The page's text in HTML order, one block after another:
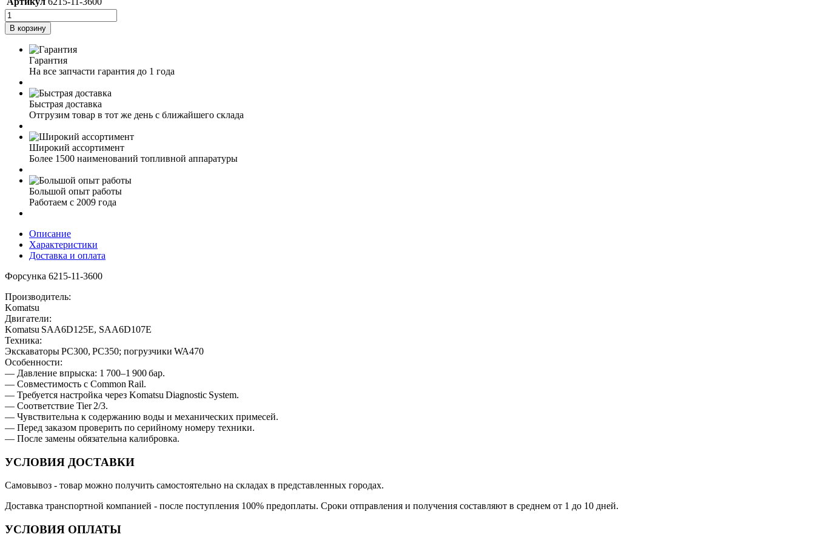
В корзину
Гарантия
На все запчасти гарантия до 1 года
Быстрая доставка
Отгрузим товар в тот же день с ближайшего склада
Широкий ассортимент
Более 1500 наименований топливной аппаратуры
Большой опыт работы
Работаем с 2009 года
Описание
Характеристики
Доставка и оплата
Форсунка 6215-11-3600
Производитель:
Komatsu
Двигатели:
Komatsu SAA6D125E, SAA6D107E
Техника:
Экскаваторы PC300, PC350; погрузчики WA470
Особенности:
— Давление впрыска: 1 700–1 900 бар.
— Совместимость с Common Rail.
— Требуется настройка через Komatsu Diagnostic System.
— Соответствие Tier 2/3.
— Чувствительна к содержанию воды и механических примесей.
— Перед заказом проверить по серийному номеру техники.
— После замены обязательна калибровка.
УСЛОВИЯ ДОСТАВКИ
Самовывоз - товар можно получить самостоятельно на складах в представленных городах.
Доставка транспортной компанией - после поступления 100% предоплаты. Сроки отправления и получения составляют в среднем от 1 до 10 дней.
УСЛОВИЯ ОПЛАТЫ